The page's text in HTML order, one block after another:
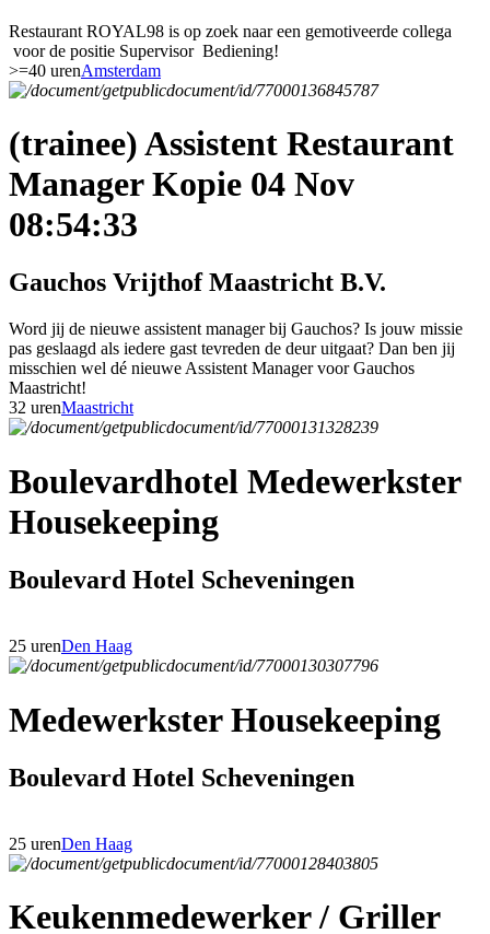
Restaurant ROYAL98 is op zoek naar een gemotiveerde collega
voor de positie Supervisor Bediening!
>=40 urenAmsterdam
(trainee) Assistent Restaurant
Manager Kopie 04 Nov
08:54:33
Gauchos Vrijthof Maastricht B.V.
Word jij de nieuwe assistent manager bij Gauchos? Is jouw missie
pas geslaagd als iedere gast tevreden de deur uitgaat? Dan ben jij
misschien wel dé nieuwe Assistent Manager voor Gauchos
Maastricht!
32 urenMaastricht
Boulevardhotel Medewerkster
Housekeeping
Boulevard Hotel Scheveningen
25 urenDen Haag
Medewerkster Housekeeping
Boulevard Hotel Scheveningen
25 urenDen Haag
Keukenmedewerker / Griller